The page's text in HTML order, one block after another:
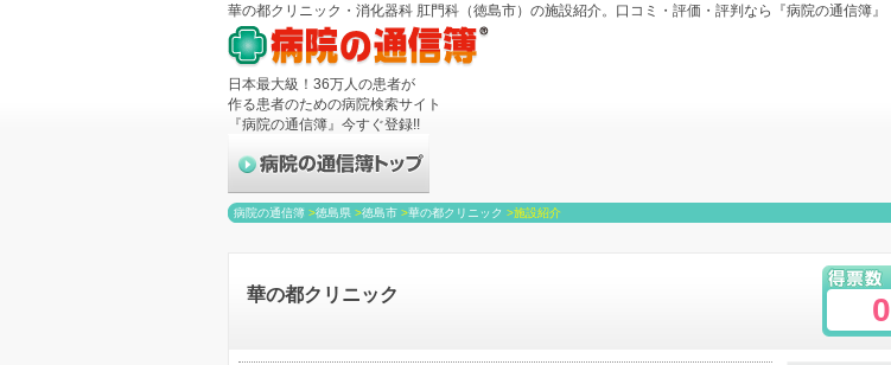
華の都クリニック・消化器科 肛門科（徳島市）の施設紹介。口コミ・評価・評判なら『病院の通信簿』
日本最大級！36万人の患者が
作る患者のための病院検索サイト
『病院の通信簿』今すぐ登録!!
病院の通信簿 >徳島県 >徳島市 >華の都クリニック >施設紹介
華の都クリニック 0